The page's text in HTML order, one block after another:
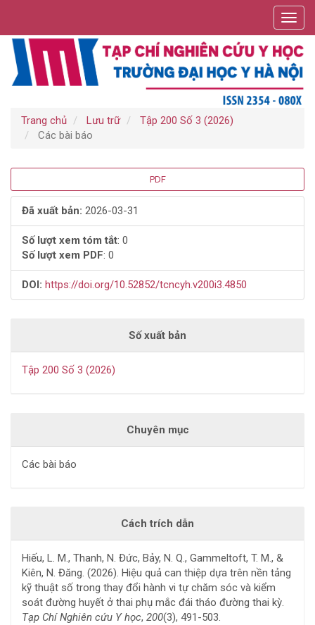
chính
Nội
dung
chính
Trang chủ Lưu trữ
Tập 200 Số 3 (2026)
Các bài báo
Thanh
bên
bài
viết
PDF
Đã xuất bản: 2026-03-31
Số lượt xem tóm tắt: 0
Số lượt xem PDF: 0
DOI: https://doi.org/10.52852/tcncyh.v200i3.4850
Số xuất bản
Tập 200 Số 3 (2026)
Chuyên mục
Các bài báo
Cách trích dẫn
Hiếu, L. M., Thanh, N. Đức, Bảy, N. Q., Gammeltoft, T. M., &
Kiên, N. Đăng. (2026). Hiệu quả can thiệp dựa trên nền tảng
kỹ thuật số trong thay đổi hành vi tự chăm sóc và kiểm
soát đường huyết ở thai phụ mắc đái tháo đường thai kỳ.
Tạp Chí Nghiên cứu Y học, 200(3), 491-503.